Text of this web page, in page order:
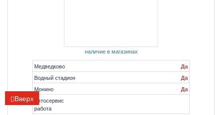
наличие в магазинах
Медведково
Да
Водный стадион
Да
Монино
Да
Автосервис
работа
Вверх